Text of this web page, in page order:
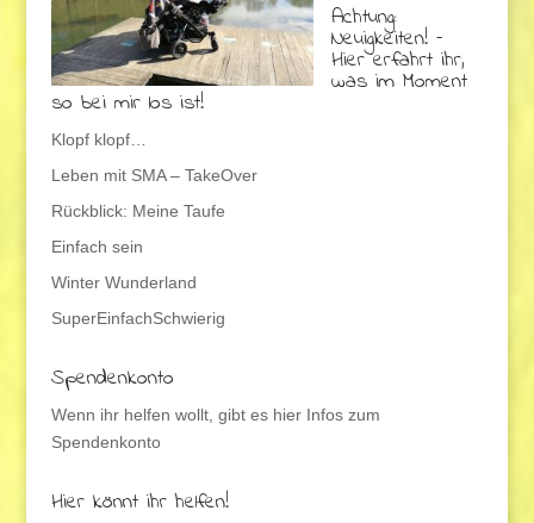
Achtung:
Neuigkeiten! –
Hier erfahrt ihr,
was im Moment
so bei mir los ist!
Klopf klopf…
Leben mit SMA – TakeOver
Rückblick: Meine Taufe
Einfach sein
Winter Wunderland
SuperEinfachSchwierig
Spendenkonto
Wenn ihr helfen wollt, gibt es hier Infos zum
Spendenkonto
Hier könnt ihr helfen!